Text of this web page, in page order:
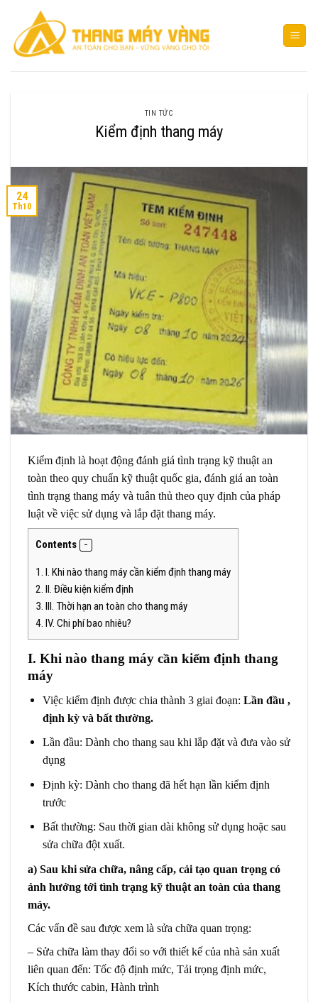
dung
TIN TỨC
Kiểm định thang máy
24
Th10
Kiểm định là hoạt động đánh giá tình trạng kỹ thuật an
toàn theo quy chuẩn kỹ thuật quốc gia, đánh giá an toàn
tình trạng thang máy và tuân thủ theo quy định của pháp
luật về việc sử dụng và lắp đặt thang máy.
Contents
1. I. Khi nào thang máy cần kiểm định thang máy
2. II. Điều kiện kiểm định
3. III. Thời hạn an toàn cho thang máy
4. IV. Chi phí bao nhiêu?
I. Khi nào thang máy cần kiểm định thang
máy
Việc kiểm định được chia thành 3 giai đoạn: Lần đầu ,
định kỳ và bất thường.
Lần đầu: Dành cho thang sau khi lắp đặt và đưa vào sử
dụng
Định kỳ: Dành cho thang đã hết hạn lần kiểm định
trước
Bất thường: Sau thời gian dài không sử dụng hoặc sau
sửa chữa đột xuất.
a) Sau khi sửa chữa, nâng cấp, cải tạo quan trọng có
ảnh hưởng tới tình trạng kỹ thuật an toàn của thang
máy.
Các vấn đề sau được xem là sửa chữa quan trọng:
– Sửa chữa làm thay đổi so với thiết kế của nhà sản xuất
liên quan đến: Tốc độ định mức, Tải trọng định mức,
Kích thước cabin, Hành trình